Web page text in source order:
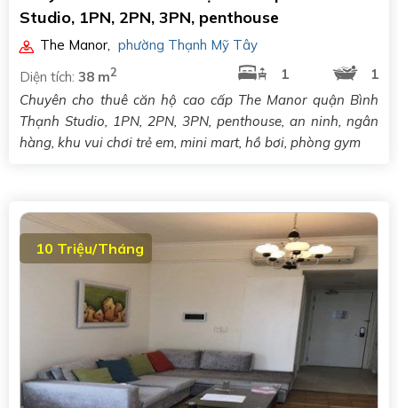
Studio, 1PN, 2PN, 3PN, penthouse
The Manor
phường Thạnh Mỹ Tây
Diện tích: 38 m2 1
1
Chuyên cho thuê căn hộ cao cấp The Manor quận Bình
Thạnh Studio, 1PN, 2PN, 3PN, penthouse, an ninh, ngân
hàng, khu vui chơi trẻ em, mini mart, hồ bơi, phòng gym
10 Triệu/Tháng